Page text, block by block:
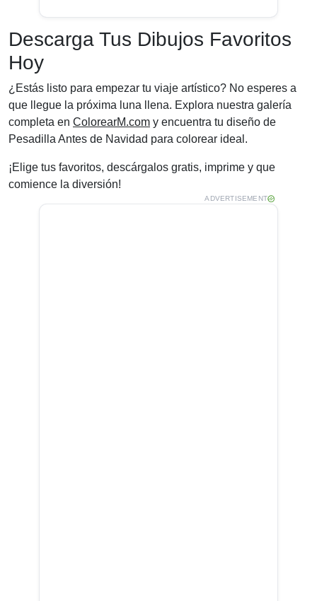
Descarga Tus Dibujos Favoritos
Hoy
¿Estás listo para empezar tu viaje artístico? No esperes a
que llegue la próxima luna llena. Explora nuestra galería
completa en ColorearM.com y encuentra tu diseño de
Pesadilla Antes de Navidad para colorear ideal.
¡Elige tus favoritos, descárgalos gratis, imprime y que
comience la diversión!
ADVERTISEMENT